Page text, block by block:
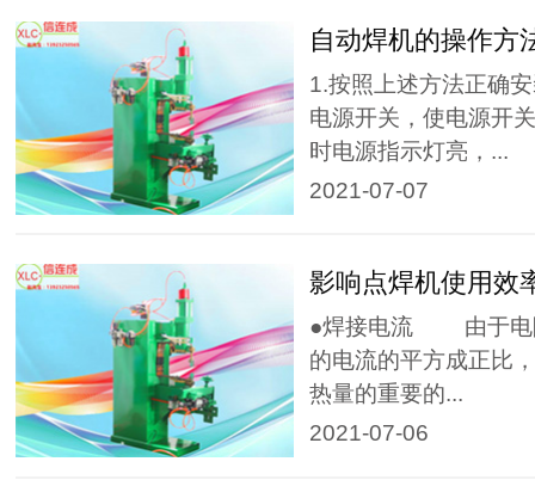
自动焊机的操作方
1.按照上述方法正确
电源开关，使电源开
时电源指示灯亮，...
2021-07-07
影响点焊机使用效
●焊接电流 由于电
的电流的平方成正比
热量的重要的...
2021-07-06